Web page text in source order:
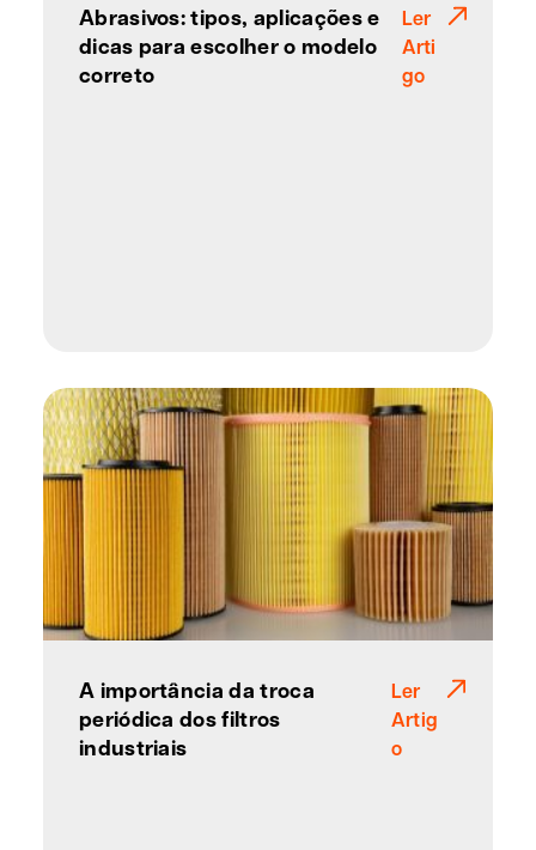
Abrasivos: tipos, aplicações e
dicas para escolher o modelo
correto
Ler
Arti
go
A importância da troca
periódica dos filtros
industriais
Ler
Artig
o